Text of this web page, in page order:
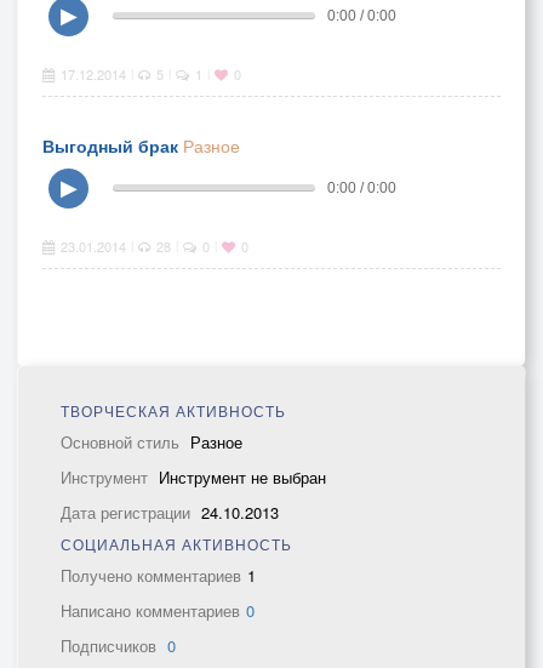
▶
0:00 / 0:00
17.12.2014 5 1 0
Выгодный брак Разное
▶
0:00 / 0:00
23.01.2014 28 0 0
ТВОРЧЕСКАЯ АКТИВНОСТЬ
Основной стиль Разное
Инструмент Инструмент не выбран
Дата регистрации 24.10.2013
СОЦИАЛЬНАЯ АКТИВНОСТЬ
Получено комментариев 1
Написано комментариев 0
Подписчиков 0